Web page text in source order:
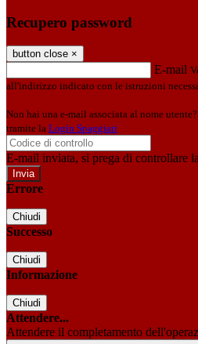
Recupero password
button close ×
E-mail
all'indirizzo indicato con le istruzioni
Non hai una e-mail associata al nome
tramite la Login Spaggiari
E-mail inviata, si prega di controllare
Errore
Chiudi
Successo
Chiudi
Informazione
Chiudi
Attendere...
Attendere il completamento